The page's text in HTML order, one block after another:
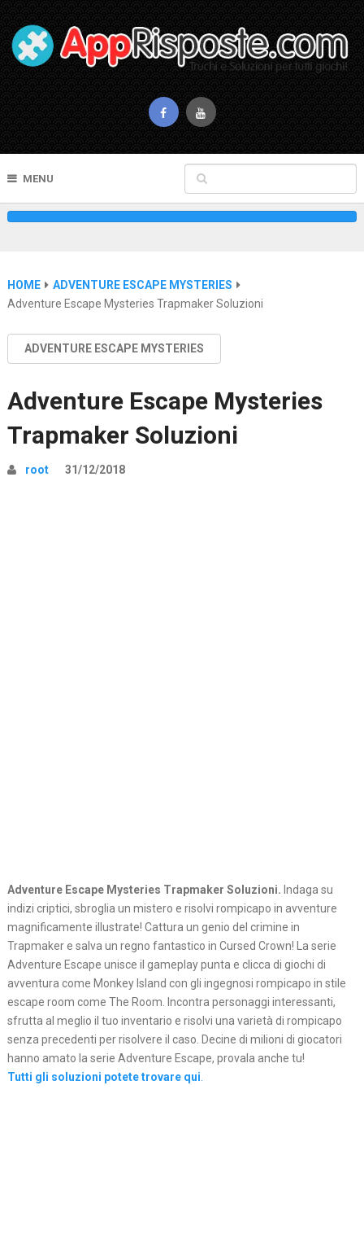
MENU
HOME
ADVENTURE ESCAPE MYSTERIES
Adventure Escape Mysteries Trapmaker Soluzioni
ADVENTURE ESCAPE MYSTERIES
Adventure Escape Mysteries
Trapmaker Soluzioni
root 31/12/2018
Adventure Escape Mysteries Trapmaker Soluzioni. Indaga su
indizi criptici, sbroglia un mistero e risolvi rompicapo in avventure
magnificamente illustrate! Cattura un genio del crimine in
Trapmaker e salva un regno fantastico in Cursed Crown! La serie
Adventure Escape unisce il gameplay punta e clicca di giochi di
avventura come Monkey Island con gli ingegnosi rompicapo in stile
escape room come The Room. Incontra personaggi interessanti,
sfrutta al meglio il tuo inventario e risolvi una varietà di rompicapo
senza precedenti per risolvere il caso. Decine di milioni di giocatori
hanno amato la serie Adventure Escape, provala anche tu!
Tutti gli soluzioni potete trovare qui.